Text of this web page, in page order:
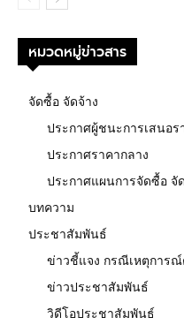
หมวดหมู่ข่าวสาร
จัดซื้อ จัดจ้าง
ประกาศผู้ชนะการเสนอร
ประกาศราคากลาง
ประกาศแผนการจัดซื้อ จั
บทความ
ประชาสัมพันธ์
ข่าวชี้แจง กรณีเหตุการณ์
ข่าวประชาสัมพันธ์
วิดีโอประชาสัมพันธ์